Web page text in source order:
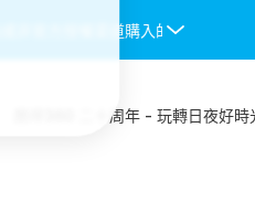
權渠道購入的纜車門票均不會被
昂坪360 二十周年 - 玩轉日夜好時